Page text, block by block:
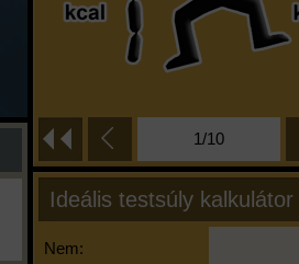
1/10
Ideális testsúly kalkulátor
Nem: